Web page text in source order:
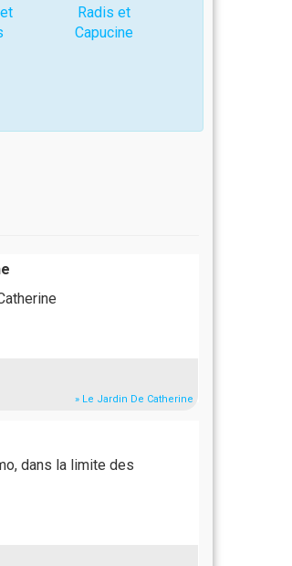
Radis et
Capucine
» Le Jardin De Catherine
dans la limite des